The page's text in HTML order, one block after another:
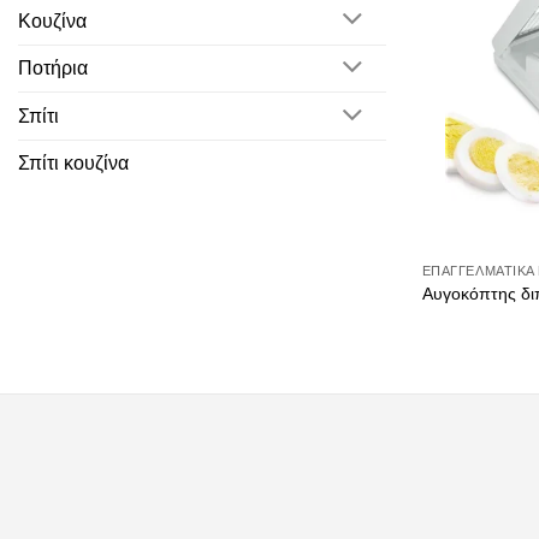
Κουζίνα
Ποτήρια
Σπίτι
Σπίτι κουζίνα
ΕΠΑΓΓΕΛΜΑΤΙΚΆ
Αυγοκόπτης